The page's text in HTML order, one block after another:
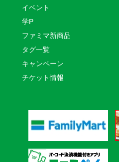
イベント
学P
ファミマ新商品
タグ一覧
キャンペーン
チケット情報